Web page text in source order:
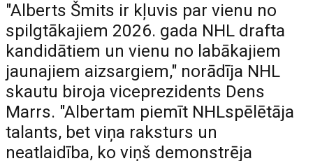
"Alberts Šmits ir kļuvis par vienu no
spilgtākajiem 2026. gada NHL drafta
kandidātiem un vienu no labākajiem
jaunajiem aizsargiem," norādīja NHL
skautu biroja viceprezidents Dens
Marrs. "Albertam piemīt NHLspēlētāja
talants, bet viņa raksturs un
neatlaidība, ko viņš demonstrēja